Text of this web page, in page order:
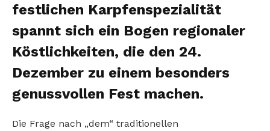
festlichen Karpfenspezialität
spannt sich ein Bogen regionaler
Köstlichkeiten, die den 24.
Dezember zu einem besonders
genussvollen Fest machen.
Die Frage nach „dem“ traditionellen